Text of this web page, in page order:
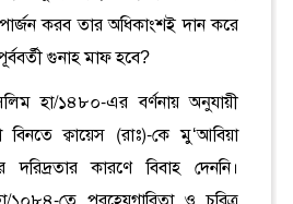
করব তার অধিকাংশই দান করে
গুনাহ মাফ হবে?
হা/১৪৮০-এর বর্ণনায় অনুযায়ী
ক্বায়েস (রাঃ)-কে মু‘আবিয়া
কারণে বিবাহ দেননি।